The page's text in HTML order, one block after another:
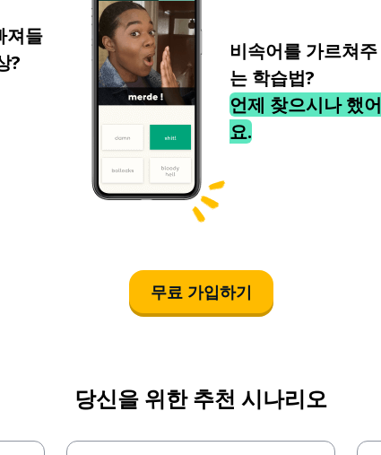
져들
?
비속어를 가르쳐주
는 학습법?
언제 찾으시나 했어
요.
무료 가입하기
당신을 위한 추천 시나리오